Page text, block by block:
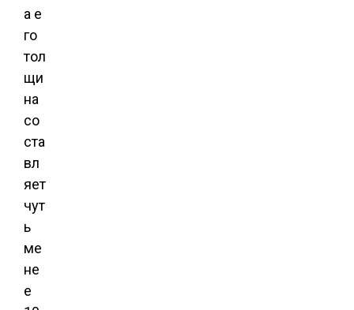
а е
го
тол
щи
на
со
ста
вл
яет
чут
ь
ме
не
е